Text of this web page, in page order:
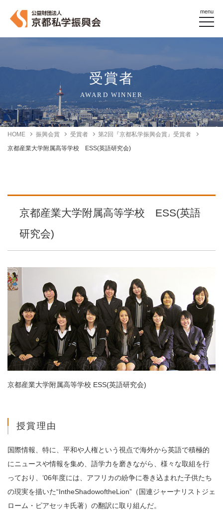
menu
受賞者
AWARD WINNER
HOME 振興会賞 受賞者
第2回『京都私学振興会賞』受賞者
京都産業大学附属高等学校 ESS(英語研究会)
京都産業大学附属高等学校 ESS(英語
研究会)
京都産業大学附属高等学校 ESS(英語研究会)
授賞理由
国際情報、特に、平和や人権という視点で海外から英語で積極的
にニュースや情報を集め、語学力を磨きながら、様々な取組を行
っており、’06年度には、アフリカの紛争に巻き込まれた子供たち
の現実を描いた“IntheShadowoftheLion”（国連ジャーナリストジェ
ローム・ピアセッキ氏著）の翻訳に取り組んだ。